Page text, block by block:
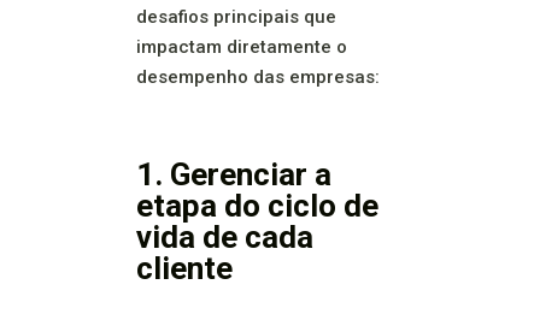
desafios principais que
impactam diretamente o
desempenho das empresas:
1. Gerenciar a
etapa do ciclo de
vida de cada
cliente